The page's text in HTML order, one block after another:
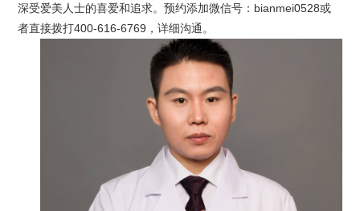
深受爱美人士的喜爱和追求。预约添加微信号：bianmei0528或
者直接拨打400-616-6769，详细沟通。